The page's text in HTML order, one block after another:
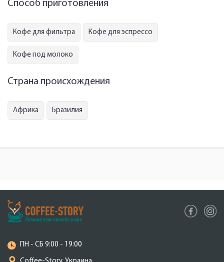
Способ приготовления
Кофе для фильтра Кофе для эспрессо
Кофе под молоко
Страна происхождения
Африка Бразилия
ПН - СБ 9:00 - 19:00